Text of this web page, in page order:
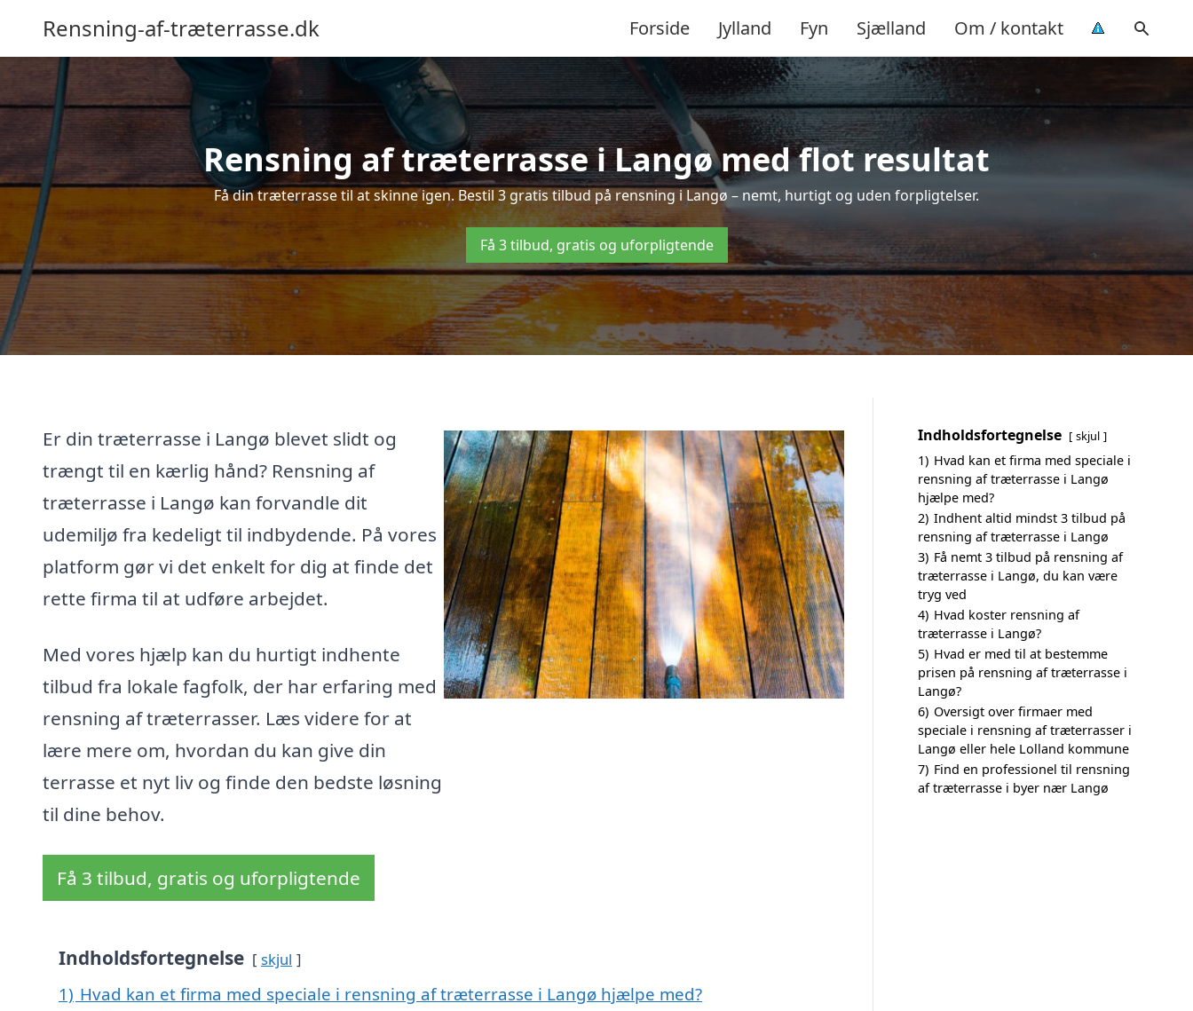
Rensning-af-træterrasse.dk Forside Jylland Fyn Sjælland Om / kontakt
Rensning af træterrasse i Langø med flot resultat
Få din træterrasse til at skinne igen. Bestil 3 gratis tilbud på rensning i Langø – nemt, hurtigt og uden forpligtelser.
Få 3 tilbud, gratis og uforpligtende
Er din træterrasse i Langø blevet slidt og
trængt til en kærlig hånd? Rensning af
træterrasse i Langø kan forvandle dit
udemiljø fra kedeligt til indbydende. På vores
platform gør vi det enkelt for dig at finde det
rette firma til at udføre arbejdet.
Med vores hjælp kan du hurtigt indhente
tilbud fra lokale fagfolk, der har erfaring med
rensning af træterrasser. Læs videre for at
lære mere om, hvordan du kan give din
terrasse et nyt liv og finde den bedste løsning
til dine behov.
Få 3 tilbud, gratis og uforpligtende
Indholdsfortegnelse skjul
1) Hvad kan et firma med speciale i rensning af træterrasse i Langø hjælpe med?
Indholdsfortegnelse skjul
1) Hvad kan et firma med speciale i
rensning af træterrasse i Langø
hjælpe med?
2) Indhent altid mindst 3 tilbud på
rensning af træterrasse i Langø
3) Få nemt 3 tilbud på rensning af
træterrasse i Langø, du kan være
tryg ved
4) Hvad koster rensning af
træterrasse i Langø?
5) Hvad er med til at bestemme
prisen på rensning af træterrasse i
Langø?
6) Oversigt over firmaer med
speciale i rensning af træterrasser i
Langø eller hele Lolland kommune
7) Find en professionel til rensning
af træterrasse i byer nær Langø